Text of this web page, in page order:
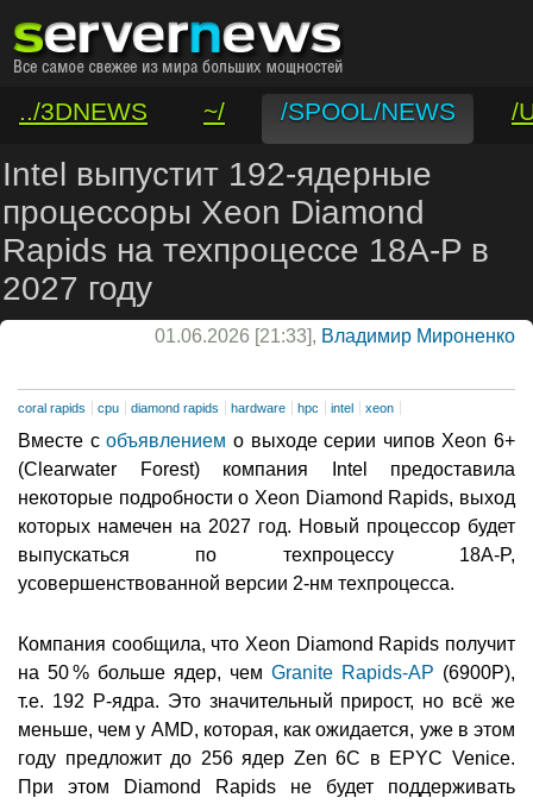
../3DNEWS ~/ /SPOOL/NEWS
/
/VAR/CONTACT
Intel выпустит 192-ядерные
процессоры Xeon Diamond
Rapids на техпроцессе 18A-P в
2027 году
01.06.2026 [21:33], Владимир Мироненко
coral rapids cpu diamond rapids hardware hpc intel xeon
Вместе собъявлением о выходе серии чипов Xeon 6+
(Clearwater Forest) компания Intel предоставила
некоторые подробности о Xeon Diamond Rapids, выход
которых намечен на 2027 год. Новый процессор будет
выпускаться по техпроцессу 18A-P,
усовершенствованной версии 2-нм техпроцесса.
Компания сообщила, что Xeon Diamond Rapids получит
на 50 % больше ядер, чем Granite Rapids-AP (6900P),
т.е. 192 P-ядра. Это значительный прирост, но всё же
меньше, чем у AMD, которая, как ожидается, уже в этом
году предложит до 256 ядер Zen 6C в EPYC Venice.
При этом Diamond Rapids не будет поддерживать